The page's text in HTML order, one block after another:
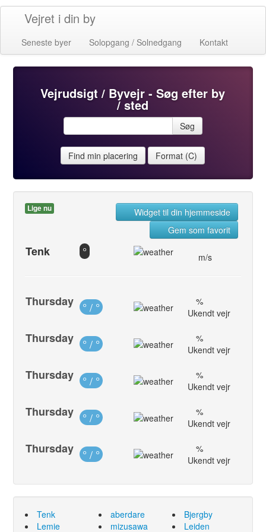
Vejret i din by
Seneste byer Solopgang / Solnedgang Kontakt
Vejrudsigt / Byvejr - Søg efter by
/ sted
Søg
Find min placering Format (C)
Lige nu
Widget til din hjemmeside
Gem som favorit
Tenk ° m/s
Thursday ° / °
%
Ukendt vejr
Thursday ° / °
%
Ukendt vejr
Thursday ° / °
%
Ukendt vejr
Thursday ° / °
%
Ukendt vejr
Thursday ° / °
%
Ukendt vejr
Tenk
Lemie
aberdare
mizusawa
Bjergby
Leiden